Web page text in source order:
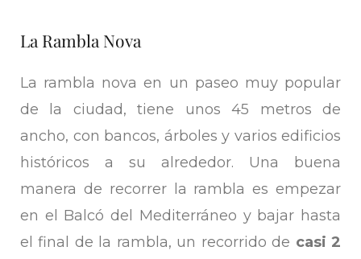
La Rambla Nova
La rambla nova en un paseo muy popular
de la ciudad, tiene unos 45 metros de
ancho, con bancos, árboles y varios edificios
históricos a su alrededor. Una buena
manera de recorrer la rambla es empezar
en el Balcó del Mediterráneo y bajar hasta
el final de la rambla, un recorrido de casi 2